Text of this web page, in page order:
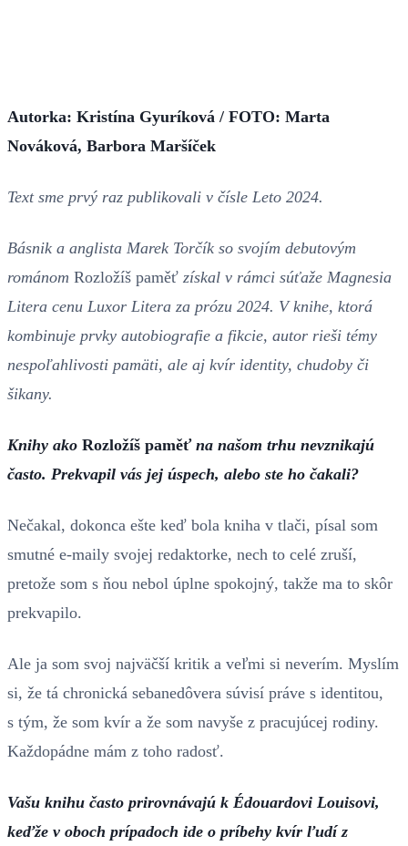
Autorka: Kristína Gyuríková / FOTO: Marta
Nováková, Barbora Maršíček
Text sme prvý raz publikovali v čísle Leto 2024.
Básnik a anglista Marek Torčík so svojím debutovým
románom Rozložíš paměť získal v rámci súťaže Magnesia
Litera cenu Luxor Litera za prózu 2024. V knihe, ktorá
kombinuje prvky autobiografie a fikcie, autor rieši témy
nespoľahlivosti pamäti, ale aj kvír identity, chudoby či
šikany.
Knihy ako Rozložíš paměťna našom trhu nevznikajú
často. Prekvapil vás jej úspech, alebo ste ho čakali?
Nečakal, dokonca ešte keď bola kniha v tlači, písal som
smutné e-maily svojej redaktorke, nech to celé zruší,
pretože som s ňou nebol úplne spokojný, takže ma to skôr
prekvapilo.
Ale ja som svoj najväčší kritik a veľmi si neverím. Myslím
si, že tá chronická sebanedôvera súvisí práve s identitou,
s tým, že som kvír a že som navyše z pracujúcej rodiny.
Každopádne mám z toho radosť.
Vašu knihu často prirovnávajú k Édouardovi Louisovi,
keďže v oboch prípadoch ide o príbehy kvír ľudí z